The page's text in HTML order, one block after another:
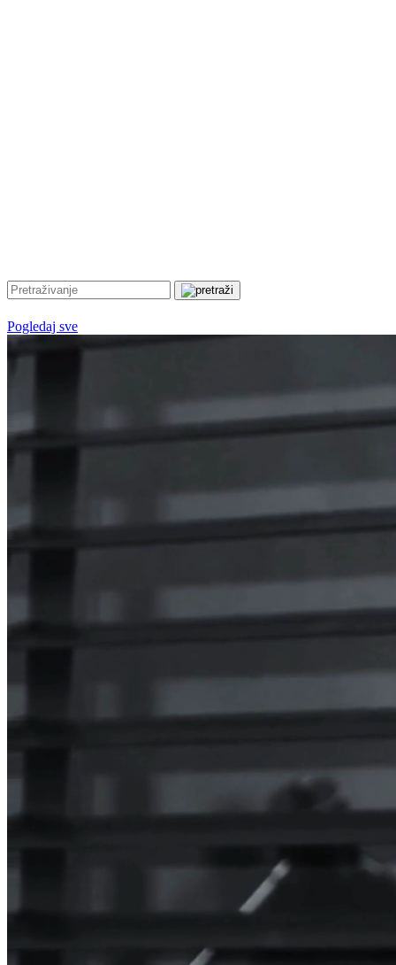
Pogledaj sve